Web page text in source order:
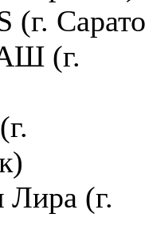
(г.
(г.
Лира (г.